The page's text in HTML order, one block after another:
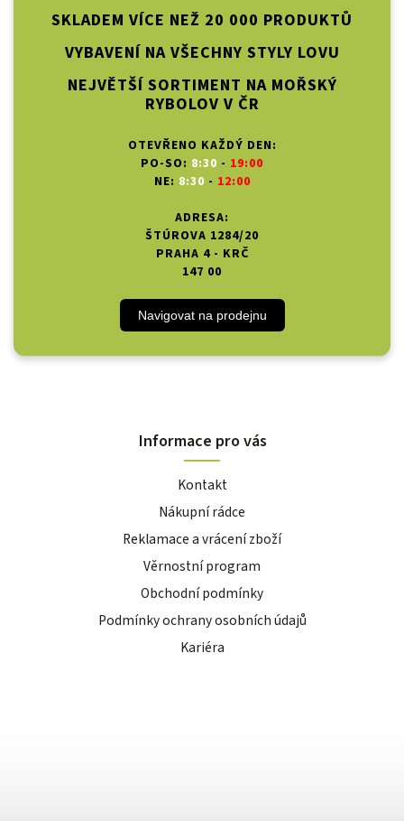
SKLADEM VÍCE NEŽ 20 000 PRODUKTŮ
VYBAVENÍ NA VŠECHNY STYLY LOVU
NEJVĚTŠÍ SORTIMENT NA MOŘSKÝ
RYBOLOV V ČR
OTEVŘENO KAŽDÝ DEN:
PO-SO: 8:30 - 19:00
NE: 8:30 - 12:00
ADRESA:
ŠTÚROVA 1284/20
PRAHA 4 - KRČ
147 00
Navigovat na prodejnu
Informace pro vás
Kontakt
Nákupní rádce
Reklamace a vrácení zboží
Věrnostní program
Obchodní podmínky
Podmínky ochrany osobních údajů
Kariéra